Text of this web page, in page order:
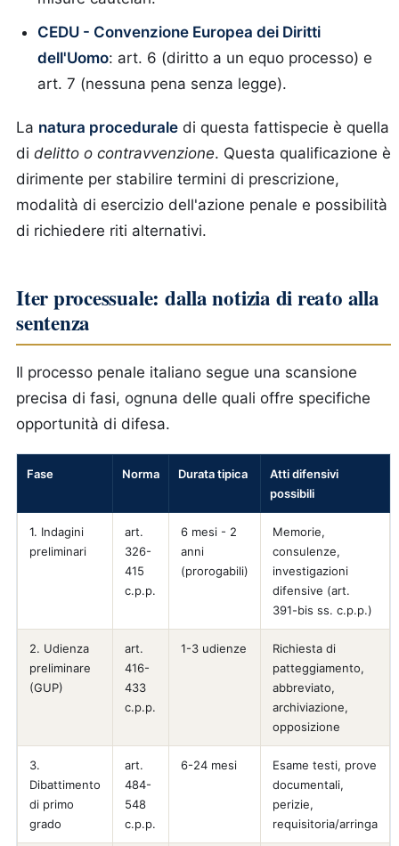
CEDU - Convenzione Europea dei Diritti
dell'Uomo: art. 6 (diritto a un equo processo) e
art. 7 (nessuna pena senza legge).
La natura procedurale di questa fattispecie è quella
di delitto o contravvenzione. Questa qualificazione è
dirimente per stabilire termini di prescrizione,
modalità di esercizio dell'azione penale e possibilità
di richiedere riti alternativi.
Iter processuale: dalla notizia di reato alla
sentenza
Il processo penale italiano segue una scansione
precisa di fasi, ognuna delle quali offre specifiche
opportunità di difesa.
Fase Norma Durata tipica
Atti difensivi
possibili
1. Indagini
preliminari
art.
326-
415
c.p.p.
6 mesi - 2
anni
(prorogabili)
Memorie,
consulenze,
investigazioni
difensive (art.
391-bis ss. c.p.p.)
2. Udienza
preliminare
(GUP)
art.
416-
433
c.p.p.
1-3 udienze
Richiesta di
patteggiamento,
abbreviato,
archiviazione,
opposizione
3.
Dibattimento
di primo
grado
art.
484-
548
c.p.p.
6-24 mesi
Esame testi, prove
documentali,
perizie,
requisitoria/arringa